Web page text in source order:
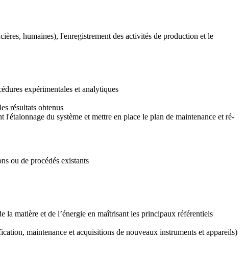
humaines), l'enregistrement des activités de production et le
expérimentales et analytiques
résultats obtenus
du système et mettre en place le plan de maintenance et ré-
ou de procédés existants
matière et de l’énergie en maîtrisant les principaux référentiels
maintenance et acquisitions de nouveaux instruments et appareils)